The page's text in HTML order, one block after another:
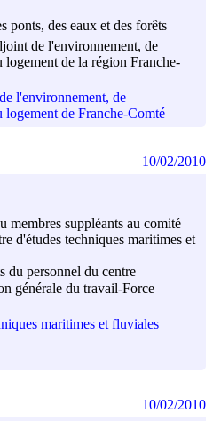
ponts, des eaux et des forêts
de l'environnement, de
logement de la région Franche-
l'environnement, de
logement de Franche-Comté
membres suppléants au comité
d'études techniques maritimes et
du personnel du centre
générale du travail-Force
maritimes et fluviales
10/02/2010
10/02/2010